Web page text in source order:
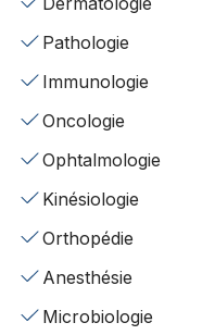
Pathologie
Immunologie
Oncologie
Ophtalmologie
Kinésiologie
Orthopédie
Anesthésie
Microbiologie